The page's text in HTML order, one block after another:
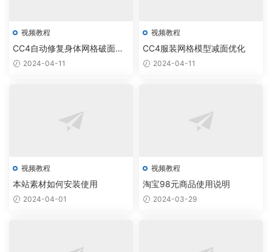
视频教程
CC4自动修复身体网格破面穿
模 2024-04-11
视频教程
CC4服装网格模型减面优化
2024-04-11
视频教程
本站素材如何安装使用
2024-04-01
视频教程
淘宝98元商品使用说明
2024-03-29